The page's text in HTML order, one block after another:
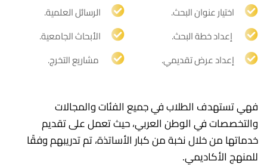
اختيار عنوان البحث.
‏ إعداد خطة البحث.
إعداد عرض تقديمي.
الرسائل العلمية.
الأبحاث الجامعية.
‏ مشاريع التخرج.
فهي تستهدف الطلاب في جميع الفئات والمجالات
والتخصصات في الوطن العربي، حيث تعمل على تقديم
خدماتها من خلال نخبة من كبار الأساتذة، تم تدريبهم وفقًا
للمنهج الأكاديمي.